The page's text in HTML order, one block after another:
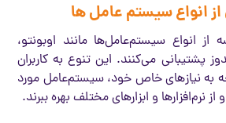
از انواع سیستم عامل ها
از انواع سیستم‌عامل‌ها مانند اوبونتو،
پشتیبانی می‌کنند. این تنوع به کاربران
به نیازهای خاص خود، سیستم‌عامل مورد
نرم‌افزارها و ابزارهای مختلف بهره ببرند.